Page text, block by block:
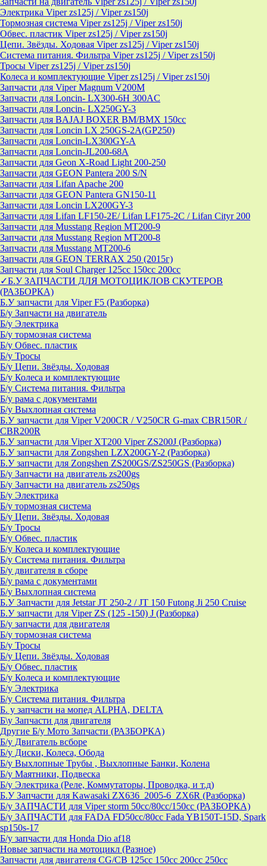
Электрика Viper zs125j / Viper zs150j
Тормозная система Viper zs125j / Viper zs150j
Обвес. пластик Viper zs125j / Viper zs150j
Цепи. Звёзды. Ходовая Viper zs125j / Viper zs150j
Система питания. Фильтра Viper zs125j / Viper zs150j
Тросы Viper zs125j / Viper zs150j
Колеса и комплектующие Viper zs125j / Viper zs150j
Запчасти для Viper Magnum V200M
Запчасти для Loncin- LX300-6H 300AC
Запчасти для Loncin- LX250GY-3
Запчасти для BAJAJ BOXER BM/ВМX 150cc
Запчасти для Loncin LX 250GS-2A(GP250)
Запчасти для Loncin-LX300GY-A
Запчасти для Loncin-JL200-68A
Запчасти для Geon X-Road Light 200-250
Запчасти для GEON Pantera 200 S/N
Запчасти для Lifan Apache 200
Запчасти для GEON Pantera GN150-11
Запчасти для Loncin LX200GY-3
Запчасти для Lifan LF150-2E/ Lifan LF175-2C / Lifan Cityr 200
Запчасти для Musstang Region MT200-9
Запчасти для Musstang Region MT200-8
Запчасти для Musstang MT200-6
Запчасти для GEON TERRAX 250 (2015г)
Запчасти для Soul Charger 125сс 150cc 200сс
✓Б.У ЗАПЧАСТИ ДЛЯ МОТОЦИКЛОВ СКУТЕРОВ
(РАЗБОРКА)
Б.У запчасти для Viper F5 (Разборка)
Б/у Запчасти на двигатель
Б/у Электрика
Б/у тормозная система
Б/у Обвес. пластик
Б/у Тросы
Б/у Цепи. Звёзды. Ходовая
Б/у Колеса и комплектующие
Б/у Система питания. Фильтра
Б/у рама с документами
Б/у Выхлопная система
Б.У запчасти для Viper V200CR / V250CR G-max CBR150R /
CBR200R
Б.У запчасти для Viper XT200 Viper ZS200J (Разборка)
Б.У запчасти для Zongshen LZX200GY-2 (Разборка)
Б.У запчасти для Zongshen ZS200GS/ZS250GS (Разборка)
Б/у Запчасти на двигатель zs200gs
Б/у Запчасти на двигатель zs250gs
Б/у Электрика
Б/у тормозная система
Б/у Цепи. Звёзды. Ходовая
Б/у Тросы
Б/у Обвес. пластик
Б/у Колеса и комплектующие
Б/у Система питания. Фильтра
Б/у двигателя в сборе
Б/у рама с документами
Б/у Выхлопная система
Б.У Запчасти для Jetstar JT 250-2 / JT 150 Futong Ji 250 Cruise
Б.У запчасти для Viper ZS (125 -150) J (Разборка)
Б/у запчасти для двигателя
Б/у тормозная система
Б/у Тросы
Б/у Цепи. Звёзды. Ходовая
Б/у Обвес. пластик
Б/у Колеса и комплектующие
Б/у Электрика
Б/у Система питания. Фильтра
Б. у запчасти на мопед ALPHA, DELTA
Б\у Запчасти для двигателя
Другие Б/у Мото Запчасти (РАЗБОРКА)
Б/у Двигатель всборе
Б/у Диски, Колеса, Обода
Б/у Выхлопные Трубы , Выхлопные Банки, Колена
Б/у Маятники, Подвеска
Б/у Электрика (Реле, Коммутаторы, Проводка, и т.д)
Б.У Запчасти для Kawasaki ZX636_2005-6_ZX6R (Разборка)
Б/у ЗАПЧАСТИ для Viper storm 50cc/80cc/150cc (РАЗБОРКА)
Б/у ЗАПЧАСТИ для FADA FD50cc/80cc Fada YB150T-15D, Spark
sp150s-17
Б/у запчасти для Honda Dio af18
Новые запчасти на мотоцикл (Разное)
Запчасти для двигателя CG/CB 125cc 150cc 200cc 250cc